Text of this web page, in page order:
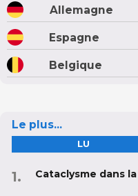
Allemagne
Espagne
Belgique
Le plus...
LU
Cataclysme dans